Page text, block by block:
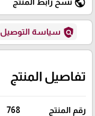
public
policy سياسة التوصيل
تفاصيل المنتج
رقم المنتج 768